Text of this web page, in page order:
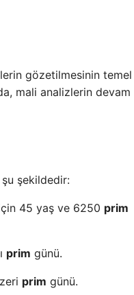
gözetilmesinin temel
mali analizlerin devam
şekildedir:
45 yaş ve 6250 prim
prim günü.
prim günü.